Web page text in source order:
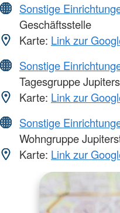
Sonstige
Geschäftsstelle
Karte: Link zur
Sonstige
Tagesgruppe
Karte: Link zur
Sonstige
Wohngruppe
Karte: Link zur